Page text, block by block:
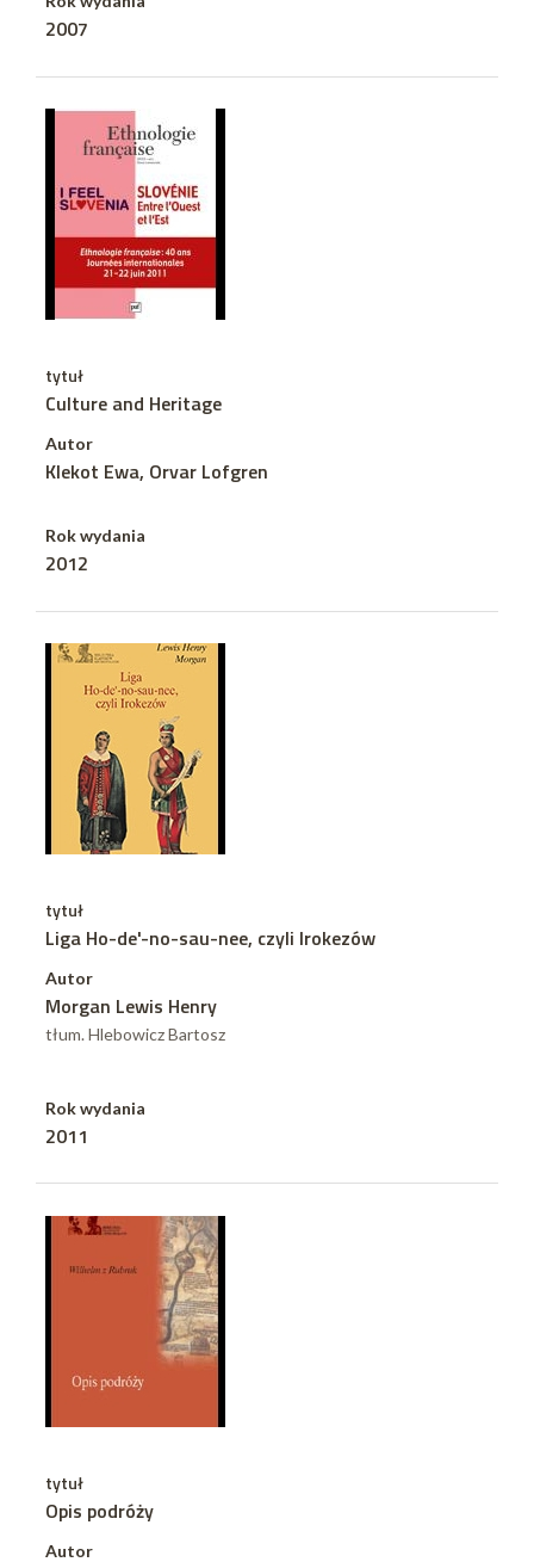
2007
tytuł
Culture and Heritage
Autor
Klekot Ewa, Orvar Lofgren
Rok wydania
2012
tytuł
Liga Ho-de'-no-sau-nee, czyli Irokezów
Autor
Morgan Lewis Henry
tłum. Hlebowicz Bartosz
Rok wydania
2011
tytuł
Opis podróży
Autor